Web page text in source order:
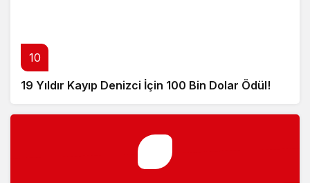
10
19 Yıldır Kayıp Denizci İçin 100 Bin Dolar Ödül!